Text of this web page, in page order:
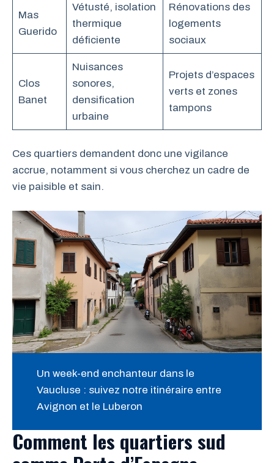
Mas
Guerido
Vétusté, isolation
thermique
déficiente
Rénovations des
logements
sociaux
Clos
Banet
Nuisances
sonores,
densification
urbaine
Projets d’espaces
verts et zones
tampons
Ces quartiers demandent donc une vigilance
accrue, notamment si vous cherchez un cadre de
vie paisible et sain.
Un week-end enchanteur dans le
Vaucluse : suivez notre itinéraire entre
Avignon et le Luberon
Comment les quartiers sud